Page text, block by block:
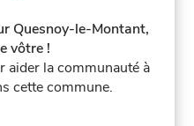
Quesnoy-le-Montant,
vôtre !
aider la communauté à
cette commune.